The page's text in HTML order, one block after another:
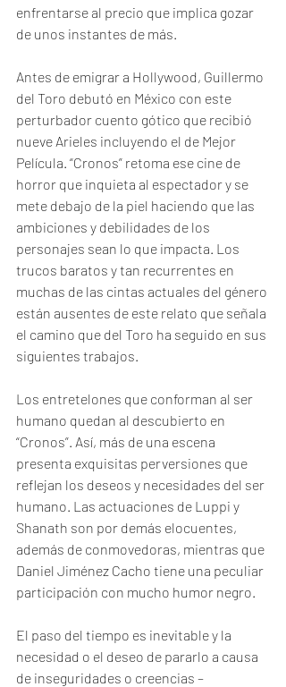
enfrentarse al precio que implica gozar
de unos instantes de más.
Antes de emigrar a Hollywood, Guillermo
del Toro debutó en México con este
perturbador cuento gótico que recibió
nueve Arieles incluyendo el de Mejor
Película. “Cronos” retoma ese cine de
horror que inquieta al espectador y se
mete debajo de la piel haciendo que las
ambiciones y debilidades de los
personajes sean lo que impacta. Los
trucos baratos y tan recurrentes en
muchas de las cintas actuales del género
están ausentes de este relato que señala
el camino que del Toro ha seguido en sus
siguientes trabajos.
Los entretelones que conforman al ser
humano quedan al descubierto en
“Cronos”. Así, más de una escena
presenta exquisitas perversiones que
reflejan los deseos y necesidades del ser
humano. Las actuaciones de Luppi y
Shanath son por demás elocuentes,
además de conmovedoras, mientras que
Daniel Jiménez Cacho tiene una peculiar
participación con mucho humor negro.
El paso del tiempo es inevitable y la
necesidad o el deseo de pararlo a causa
de inseguridades o creencias –